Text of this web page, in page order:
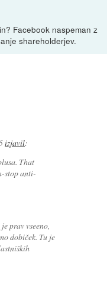
Facebook naspeman z
shareholderjev.
izjavil:
That
stop anti-
prav vseeno,
dobiček. Tu je